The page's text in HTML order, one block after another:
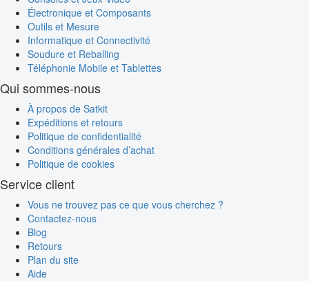
Électronique et Composants
Outils et Mesure
Informatique et Connectivité
Soudure et Reballing
Téléphonie Mobile et Tablettes
Qui sommes-nous
À propos de Satkit
Expéditions et retours
Politique de confidentialité
Conditions générales d’achat
Politique de cookies
Service client
Vous ne trouvez pas ce que vous cherchez ?
Contactez-nous
Blog
Retours
Plan du site
Aide